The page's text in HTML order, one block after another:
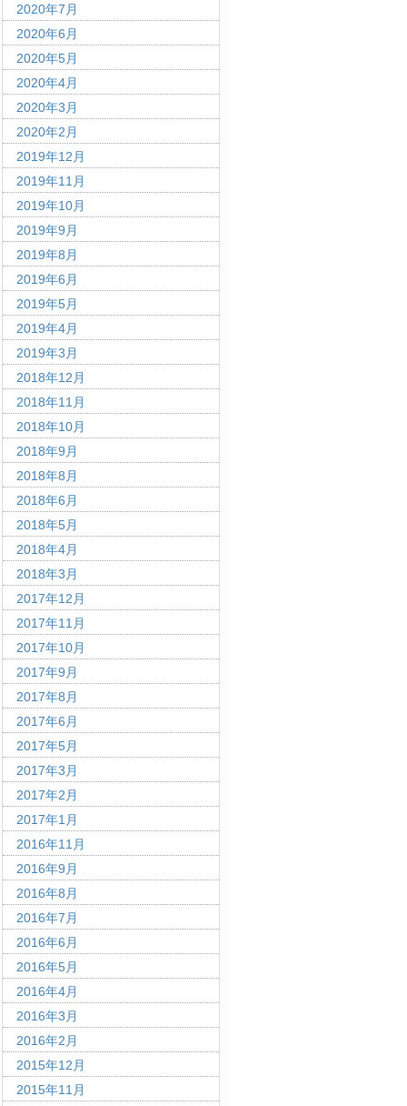
2020年7月
2020年6月
2020年5月
2020年4月
2020年3月
2020年2月
2019年12月
2019年11月
2019年10月
2019年9月
2019年8月
2019年6月
2019年5月
2019年4月
2019年3月
2018年12月
2018年11月
2018年10月
2018年9月
2018年8月
2018年6月
2018年5月
2018年4月
2018年3月
2017年12月
2017年11月
2017年10月
2017年9月
2017年8月
2017年6月
2017年5月
2017年3月
2017年2月
2017年1月
2016年11月
2016年9月
2016年8月
2016年7月
2016年6月
2016年5月
2016年4月
2016年3月
2016年2月
2015年12月
2015年11月